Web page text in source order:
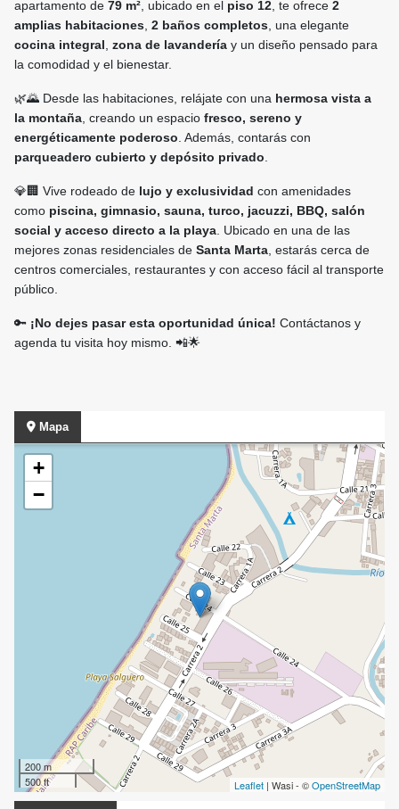
apartamento de 79 m² , ubicado en el piso 12 , te ofrece 2
amplias habitaciones 2 baños completos , una elegante
cocina integral zona de lavandería y un diseño pensado para
la comodidad y el bienestar.
🌿🌄 Desde las habitaciones, relájate con una hermosa vista a
la montaña , creando un espacio fresco, sereno y
energéticamente poderoso . Además, contarás con
parqueadero cubierto y depósito privado
💎🏢 Vive rodeado de lujo y exclusividad con amenidades
como piscina, gimnasio, sauna, turco, jacuzzi, BBQ, salón
social y acceso directo a la playa . Ubicado en una de las
mejores zonas residenciales de Santa Marta , estarás cerca de
centros comerciales, restaurantes y con acceso fácil al transporte
público.
🔑 ¡No dejes pasar esta oportunidad única! Contáctanos y
agenda tu visita hoy mismo. 📲🌟
Mapa
+
−
200 m
500 ft
Leaflet | Wasi - ©OpenStreetMap